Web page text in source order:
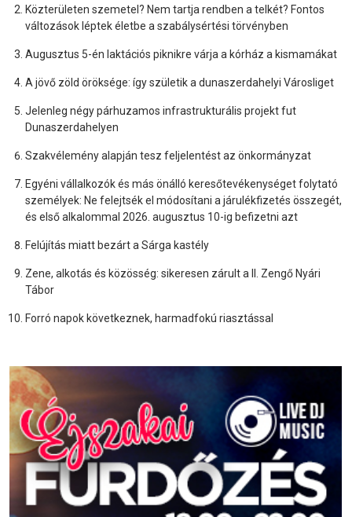
Közterületen szemetel? Nem tartja rendben a telkét? Fontos
változások léptek életbe a szabálysértési törvényben
Augusztus 5-én laktációs piknikre várja a kórház a kismamákat
A jövő zöld öröksége: így születik a dunaszerdahelyi Városliget
Jelenleg négy párhuzamos infrastrukturális projekt fut
Dunaszerdahelyen
Szakvélemény alapján tesz feljelentést az önkormányzat
Egyéni vállalkozók és más önálló keresőtevékenységet folytató
személyek: Ne felejtsék el módosítani a járulékfizetés összegét,
és első alkalommal 2026. augusztus 10-ig befizetni azt
Felújítás miatt bezárt a Sárga kastély
Zene, alkotás és közösség: sikeresen zárult a II. Zengő Nyári
Tábor
Forró napok következnek, harmadfokú riasztással